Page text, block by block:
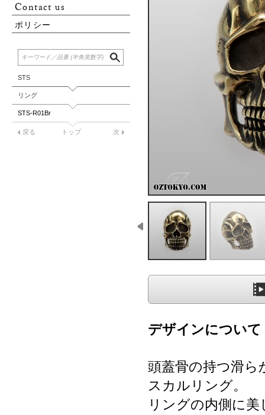
Contact us
ポリシー
STS
リング
STS-R01Br
戻る トップ 次
デザインについて
頭蓋骨の持つ滑
スカルリング。
リングの内側に